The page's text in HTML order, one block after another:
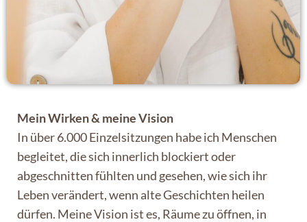
Mein Wirken & meine Vision
In über 6.000 Einzelsitzungen habe ich Menschen
begleitet, die sich innerlich blockiert oder
abgeschnitten fühlten und gesehen, wie sich ihr
Leben verändert, wenn alte Geschichten heilen
dürfen. Meine Vision ist es, Räume zu öffnen, in